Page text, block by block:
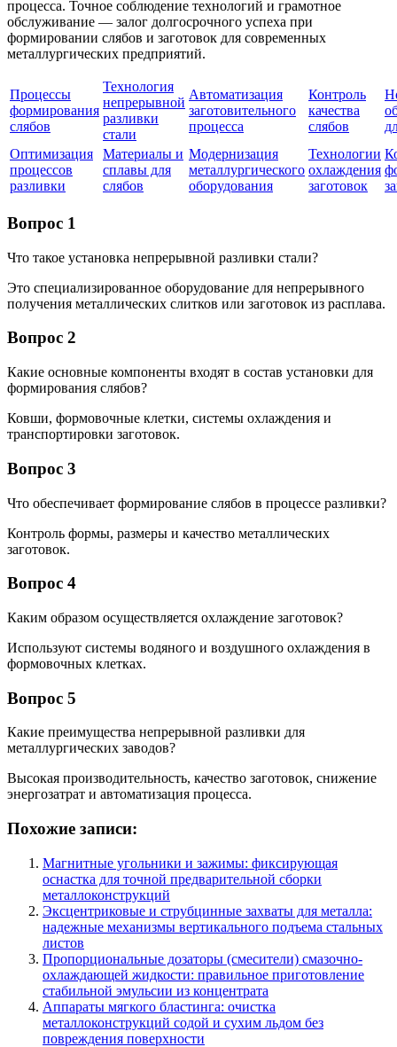
процесса. Точное соблюдение технологий и грамотное
обслуживание — залог долгосрочного успеха при
формировании слябов и заготовок для современных
металлургических предприятий.
Процессы
формирования
слябов
Технология
непрерывной
разливки
стали
Автоматизация
заготовительного
процесса
Контроль
качества
слябов
Оптимизация
процессов
разливки
Материалы и
сплавы для
слябов
Модернизация
металлургического
оборудования
Технологии
охлаждения
заготовок
Вопрос 1
Что такое установка непрерывной разливки стали?
Это специализированное оборудование для непрерывного
получения металлических слитков или заготовок из расплава.
Вопрос 2
Какие основные компоненты входят в состав установки для
формирования слябов?
Ковши, формовочные клетки, системы охлаждения и
транспортировки заготовок.
Вопрос 3
Что обеспечивает формирование слябов в процессе разливки?
Контроль формы, размеры и качество металлических
заготовок.
Вопрос 4
Каким образом осуществляется охлаждение заготовок?
Используют системы водяного и воздушного охлаждения в
формовочных клетках.
Вопрос 5
Какие преимущества непрерывной разливки для
металлургических заводов?
Высокая производительность, качество заготовок, снижение
энергозатрат и автоматизация процесса.
Похожие записи:
Магнитные угольники и зажимы: фиксирующая
оснастка для точной предварительной сборки
металлоконструкций
Эксцентриковые и струбцинные захваты для металла:
надежные механизмы вертикального подъема стальных
листов
Пропорциональные дозаторы (смесители) смазочно-
охлаждающей жидкости: правильное приготовление
стабильной эмульсии из концентрата
Аппараты мягкого бластинга: очистка
металлоконструкций содой и сухим льдом без
повреждения поверхности